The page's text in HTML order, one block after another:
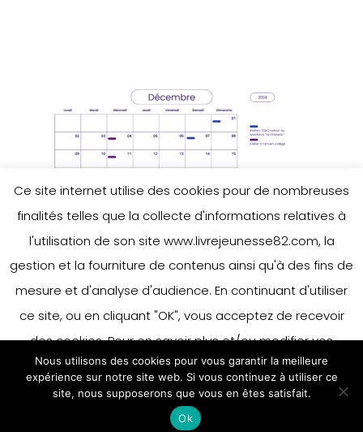
Ce site internet utilise des cookies pour de nombreuses
finalités telles que la collecte d'informations relatives à
l'utilisation de son site www.livrejeunesse82.com, la
gestion et la fourniture de contenus ainsi qu'à des fins de
mesure et d'analyse d'audience. En continuant d'utiliser
ce site, ou en cliquant "OK", vous acceptez de recevoir
des cookies. Pour en savoir plus et/ou modifier vos
préférences en matière de cookies, merci de vous référer
à notre politique sur les cookies.
Accepter
En savoir plus
Nous utilisons des cookies pour vous garantir la meilleure
expérience sur notre site web. Si vous continuez à utiliser ce
site, nous supposerons que vous en êtes satisfait.
Ok